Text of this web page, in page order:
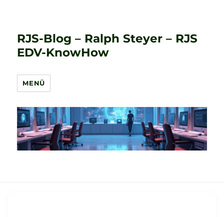
RJS-Blog – Ralph Steyer – RJS
EDV-KnowHow
MENÜ